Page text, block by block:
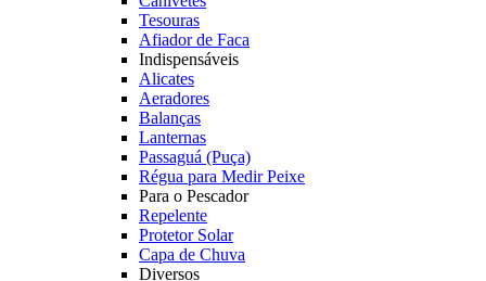
Tesouras
Afiador de Faca
Indispensáveis
Alicates
Aeradores
Balanças
Lanternas
Passaguá (Puça)
Régua para Medir Peixe
Para o Pescador
Repelente
Protetor Solar
Capa de Chuva
Diversos